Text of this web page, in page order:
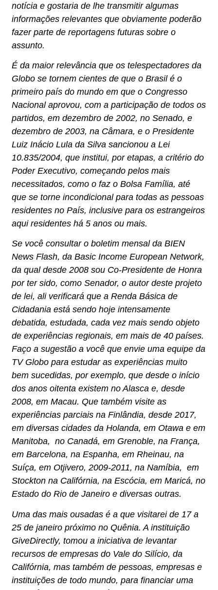
notícia e gostaria de lhe transmitir algumas
informações relevantes que obviamente poderão
fazer parte de reportagens futuras sobre o
assunto.
É da maior relevância que os telespectadores da
Globo se tornem cientes de que o Brasil é o
primeiro país do mundo em que o Congresso
Nacional aprovou, com a participação de todos os
partidos, em dezembro de 2002, no Senado, e
dezembro de 2003, na Câmara, e o Presidente
Luiz Inácio Lula da Silva sancionou a Lei
10.835/2004, que institui, por etapas, a critério do
Poder Executivo, começando pelos mais
necessitados, como o faz o Bolsa Família, até
que se torne incondicional para todas as pessoas
residentes no País, inclusive para os estrangeiros
aqui residentes há 5 anos ou mais.
Se você consultar o boletim mensal da BIEN
News Flash, da Basic Income European Network,
da qual desde 2008 sou Co-Presidente de Honra
por ter sido, como Senador, o autor deste projeto
de lei, ali verificará que a Renda Básica de
Cidadania está sendo hoje intensamente
debatida, estudada, cada vez mais sendo objeto
de experiências regionais, em mais de 40 países.
Faço a sugestão a você que envie uma equipe da
TV Globo para estudar as experiências muito
bem sucedidas, por exemplo, que desde o início
dos anos oitenta existem no Alasca e, desde
2008, em Macau. Que também visite as
experiências parciais na Finlândia, desde 2017,
em diversas cidades da Holanda, em Otawa e em
Manitoba, no Canadá, em Grenoble, na França,
em Barcelona, na Espanha, em Rheinau, na
Suíça, em Otjivero, 2009-2011, na Namíbia, em
Stockton na Califórnia, na Escócia, em Maricá, no
Estado do Rio de Janeiro e diversas outras.
Uma das mais ousadas é a que visitarei de 17 a
25 de janeiro próximo no Quênia. A instituição
GiveDirectly, tomou a iniciativa de levantar
recursos de empresas do Vale do Silício, da
Califórnia, mas também de pessoas, empresas e
instituições de todo mundo, para financiar uma